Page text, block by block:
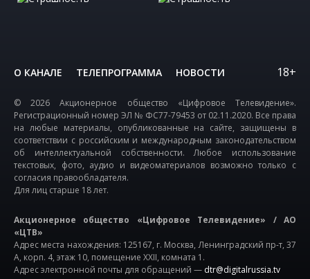
О КАНАЛЕ ТЕЛЕПРОГРАММА НОВОСТИ 18+
© 2026 Акционерное общество «Цифровое Телевидение».
Регистрационный номер ЭЛ № ФС77-79453 от 02.11.2020. Все права
на любые материалы, опубликованные на сайте, защищены в
соответствии с российским и международным законодательством
об интеллектуальной собственности. Любое использование
текстовых, фото, аудио и видеоматериалов возможно только с
согласия правообладателя.
Для лиц старше 18 лет.
Акционерное общество «Цифровое Телевидение» / АО
«ЦТВ»
Адрес места нахождения: 125167, г. Москва, Ленинградский пр-т, 37
А, корп. 4, этаж 10, помещение XXII, комната 1.
Адрес электронной почты для обращений — dtr@digitalrussia.tv